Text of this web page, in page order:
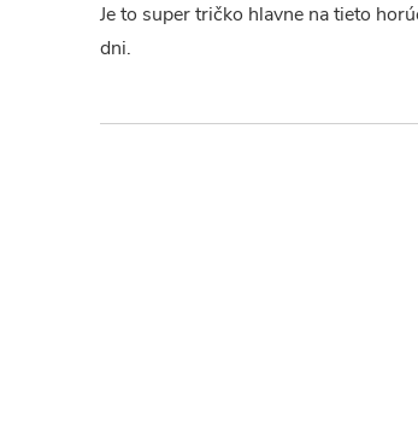
Je to super tričko hlavne na tieto
dni.